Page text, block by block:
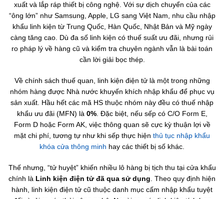
xuất và lắp ráp thiết bị công nghệ. Với sự dịch chuyển của các
“ông lớn” như Samsung, Apple, LG sang Việt Nam, nhu cầu nhập
khẩu linh kiện từ Trung Quốc, Hàn Quốc, Nhật Bản và Mỹ ngày
càng tăng cao. Dù đa số linh kiện có thuế suất ưu đãi, nhưng rủi
ro pháp lý về hàng cũ và kiểm tra chuyên ngành vẫn là bài toán
cần lời giải bọc thép.
Về chính sách thuế quan, linh kiện điện tử là một trong những
nhóm hàng được Nhà nước khuyến khích nhập khẩu để phục vụ
sản xuất. Hầu hết các mã HS thuộc nhóm này đều có thuế nhập
khẩu ưu đãi (MFN) là 0%. Đặc biệt, nếu sếp có C/O Form E,
Form D hoặc Form AK, việc thông quan sẽ cực kỳ thuận lợi về
mặt chi phí, tương tự như khi sếp thực hiện thủ tục nhập khẩu
khóa cửa thông minh hay các thiết bị số khác.
Thế nhưng, “tử huyệt” khiến nhiều lô hàng bị tịch thu tại cửa khẩu
chính là Linh kiện điện tử đã qua sử dụng. Theo quy định hiện
hành, linh kiện điện tử cũ thuộc danh mục cấm nhập khẩu tuyệt